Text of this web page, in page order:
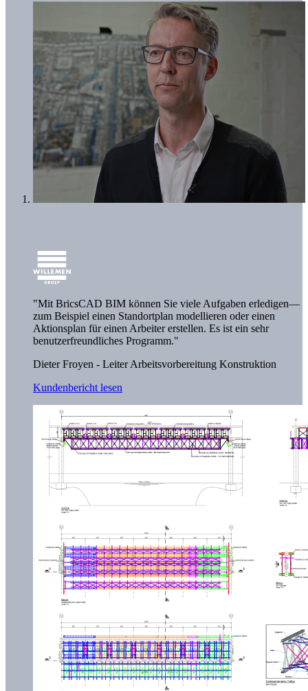
"Mit BricsCAD BIM können Sie viele Aufgaben erledigen—
zum Beispiel einen Standortplan modellieren oder einen
Aktionsplan für einen Arbeiter erstellen. Es ist ein sehr
benutzerfreundliches Programm."
Dieter Froyen - Leiter Arbeitsvorbereitung Konstruktion
Kundenbericht lesen